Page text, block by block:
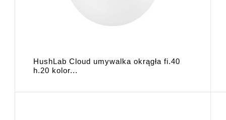
HushLab Cloud umywalka okrągła fi.40
h.20 kolor...